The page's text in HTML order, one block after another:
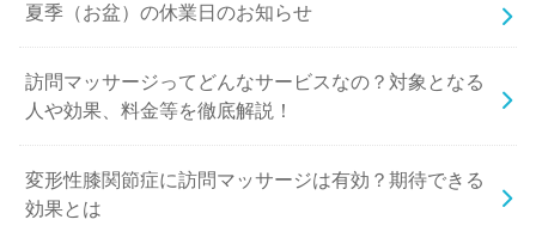
夏季（お盆）の休業日のお知らせ
訪問マッサージってどんなサービスなの？対象となる
人や効果、料金等を徹底解説！
変形性膝関節症に訪問マッサージは有効？期待できる
効果とは